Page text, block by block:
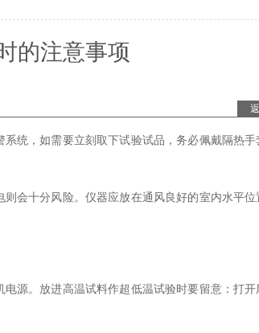
的注意事项
统，如需要立刻取下试验试品，务必佩戴隔热手
会十分风险。仪器应放在通风良好的室内水平位
源。放进高温试料作超低温试验时要留意：打开